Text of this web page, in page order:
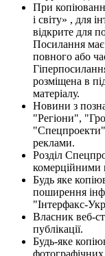
При
і світу» , для
відкрите для
Посилання має
повного або
розміщена в
матеріалу.
Новини з
"Регіони",
реклами.
Розділ
комерційними
Будь яке
поширення
"Інтерфакс-
Власник веб-
публікації.
Будь-яке
фотографічних